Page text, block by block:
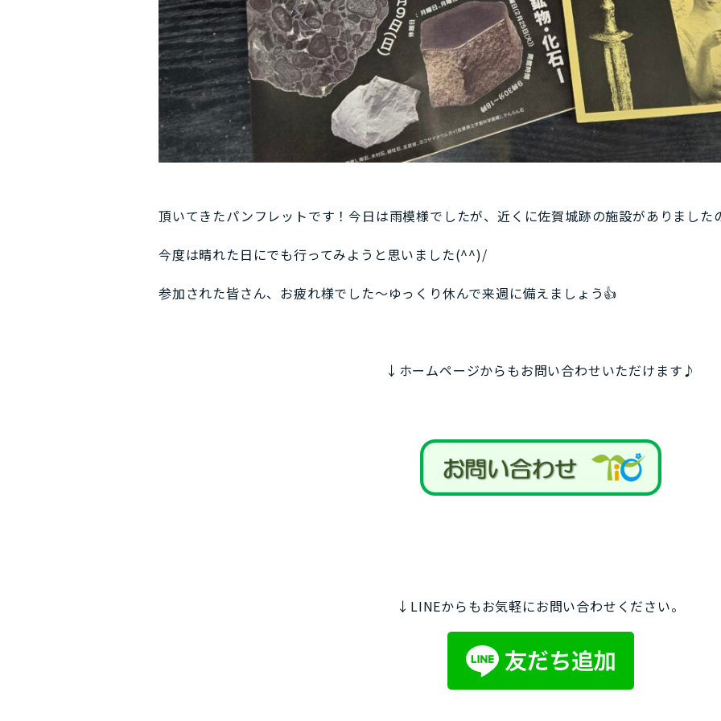
頂いてきたパンフレットです！今日は雨模様でしたが、近くに佐賀城跡の施設がありました
今度は晴れた日にでも行ってみようと思いました(^^)/
参加された皆さん、お疲れ様でした～ゆっくり休んで来週に備えましょう👍
↓ホームページからもお問い合わせいただけます♪
↓LINEからもお気軽にお問い合わせください。